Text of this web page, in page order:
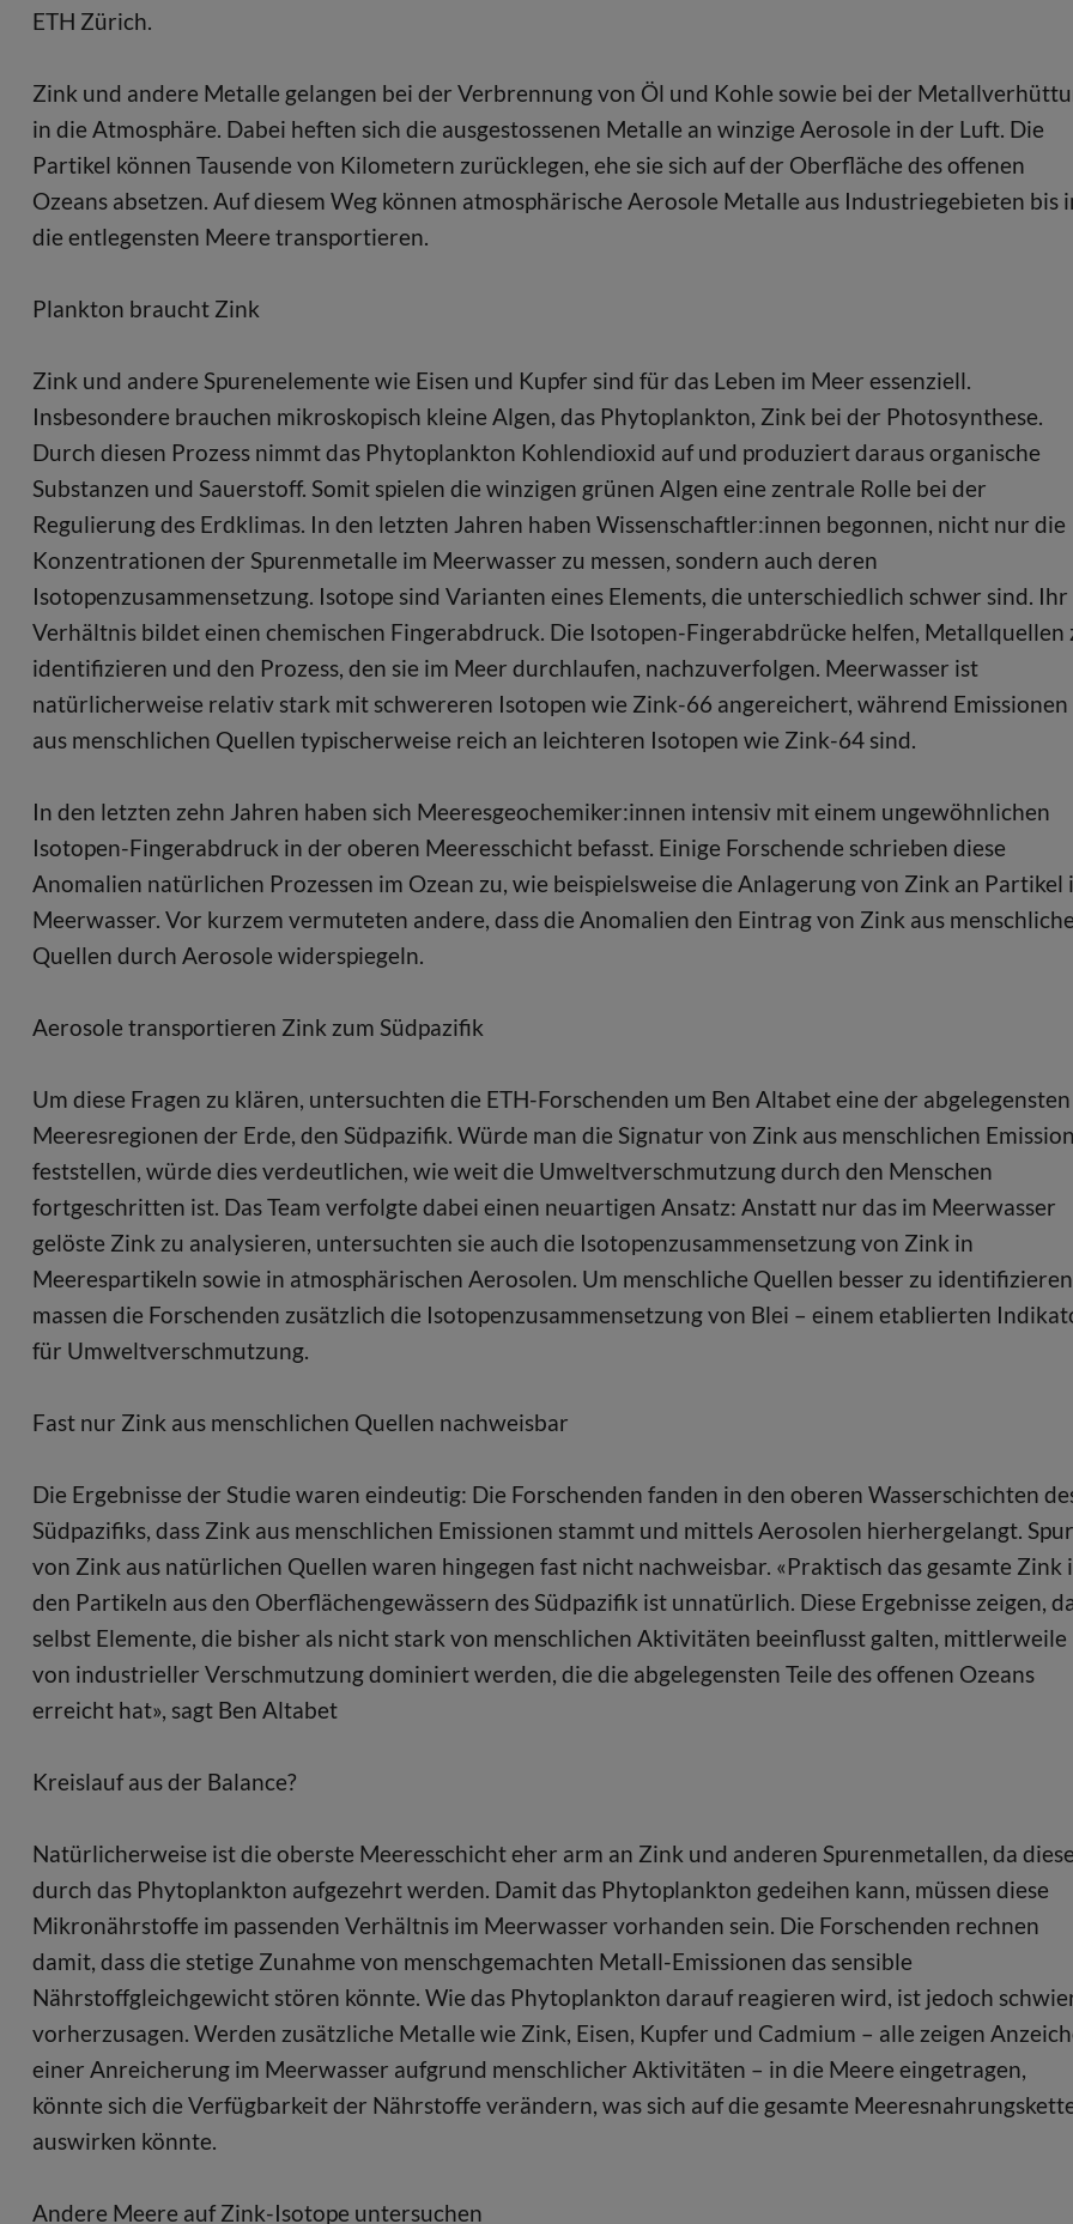
ETH Zürich.
Zink und andere Metalle gelangen bei der Verbrennung von Öl und Kohle sowie bei der
in die Atmosphäre. Dabei heften sich die ausgestossenen Metalle an winzige Aerosole in der Luft. Die
Partikel können Tausende von Kilometern zurücklegen, ehe sie sich auf der Oberfläche des offenen
Ozeans absetzen. Auf diesem Weg können atmosphärische Aerosole Metalle aus Industriegebieten bis
die entlegensten Meere transportieren.
Plankton braucht Zink
Zink und andere Spurenelemente wie Eisen und Kupfer sind für das Leben im Meer essenziell.
Insbesondere brauchen mikroskopisch kleine Algen, das Phytoplankton, Zink bei der Photosynthese.
Durch diesen Prozess nimmt das Phytoplankton Kohlendioxid auf und produziert daraus organische
Substanzen und Sauerstoff. Somit spielen die winzigen grünen Algen eine zentrale Rolle bei der
Regulierung des Erdklimas. In den letzten Jahren haben Wissenschaftler:innen begonnen, nicht nur die
Konzentrationen der Spurenmetalle im Meerwasser zu messen, sondern auch deren
Isotopenzusammensetzung. Isotope sind Varianten eines Elements, die unterschiedlich schwer sind. Ihr
Verhältnis bildet einen chemischen Fingerabdruck. Die Isotopen-Fingerabdrücke helfen, Metallquellen
identifizieren und den Prozess, den sie im Meer durchlaufen, nachzuverfolgen. Meerwasser ist
natürlicherweise relativ stark mit schwereren Isotopen wie Zink-66 angereichert, während Emissionen
aus menschlichen Quellen typischerweise reich an leichteren Isotopen wie Zink-64 sind.
In den letzten zehn Jahren haben sich Meeresgeochemiker:innen intensiv mit einem ungewöhnlichen
Isotopen-Fingerabdruck in der oberen Meeresschicht befasst. Einige Forschende schrieben diese
Anomalien natürlichen Prozessen im Ozean zu, wie beispielsweise die Anlagerung von Zink an Partikel
Meerwasser. Vor kurzem vermuteten andere, dass die Anomalien den Eintrag von Zink aus
Quellen durch Aerosole widerspiegeln.
Aerosole transportieren Zink zum Südpazifik
Um diese Fragen zu klären, untersuchten die ETH-Forschenden um Ben Altabet eine der abgelegensten
Meeresregionen der Erde, den Südpazifik. Würde man die Signatur von Zink aus menschlichen
feststellen, würde dies verdeutlichen, wie weit die Umweltverschmutzung durch den Menschen
fortgeschritten ist. Das Team verfolgte dabei einen neuartigen Ansatz: Anstatt nur das im Meerwasser
gelöste Zink zu analysieren, untersuchten sie auch die Isotopenzusammensetzung von Zink in
Meerespartikeln sowie in atmosphärischen Aerosolen. Um menschliche Quellen besser zu identifizieren,
massen die Forschenden zusätzlich die Isotopenzusammensetzung von Blei – einem etablierten
für Umweltverschmutzung.
Fast nur Zink aus menschlichen Quellen nachweisbar
Die Ergebnisse der Studie waren eindeutig: Die Forschenden fanden in den oberen Wasserschichten
Südpazifiks, dass Zink aus menschlichen Emissionen stammt und mittels Aerosolen hierhergelangt.
von Zink aus natürlichen Quellen waren hingegen fast nicht nachweisbar. «Praktisch das gesamte Zink
den Partikeln aus den Oberflächengewässern des Südpazifik ist unnatürlich. Diese Ergebnisse zeigen,
selbst Elemente, die bisher als nicht stark von menschlichen Aktivitäten beeinflusst galten, mittlerweile
von industrieller Verschmutzung dominiert werden, die die abgelegensten Teile des offenen Ozeans
erreicht hat», sagt Ben Altabet
Kreislauf aus der Balance?
Natürlicherweise ist die oberste Meeresschicht eher arm an Zink und anderen Spurenmetallen, da diese
durch das Phytoplankton aufgezehrt werden. Damit das Phytoplankton gedeihen kann, müssen diese
Mikronährstoffe im passenden Verhältnis im Meerwasser vorhanden sein. Die Forschenden rechnen
damit, dass die stetige Zunahme von menschgemachten Metall-Emissionen das sensible
Nährstoffgleichgewicht stören könnte. Wie das Phytoplankton darauf reagieren wird, ist jedoch
vorherzusagen. Werden zusätzliche Metalle wie Zink, Eisen, Kupfer und Cadmium – alle zeigen
einer Anreicherung im Meerwasser aufgrund menschlicher Aktivitäten – in die Meere eingetragen,
könnte sich die Verfügbarkeit der Nährstoffe verändern, was sich auf die gesamte
auswirken könnte.
Andere Meere auf Zink-Isotope untersuchen